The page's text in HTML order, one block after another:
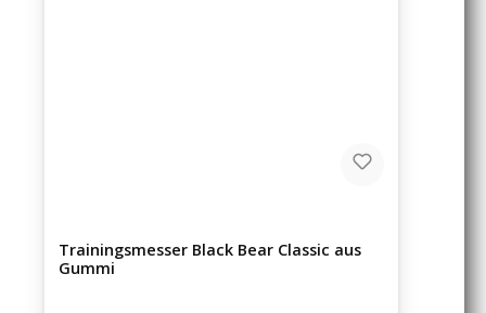
Trainingsmesser Black Bear Classic aus
Gummi